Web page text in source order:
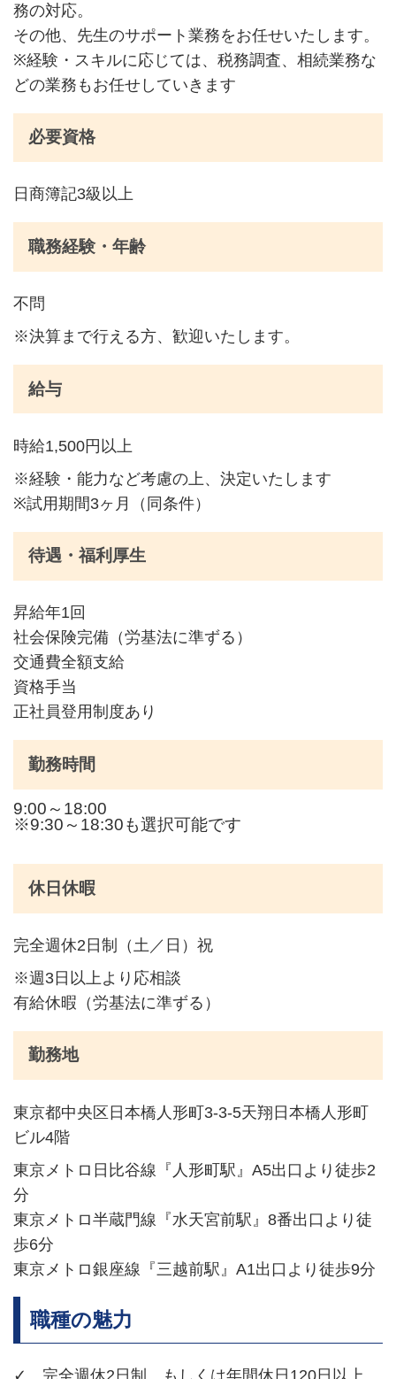
務の対応。
その他、先生のサポート業務をお任せいたします。
※経験・スキルに応じては、税務調査、相続業務な
どの業務もお任せしていきます
必要資格
日商簿記3級以上
職務経験・年齢
不問
※決算まで行える方、歓迎いたします。
給与
時給1,500円以上
※経験・能力など考慮の上、決定いたします
※試用期間3ヶ月（同条件）
待遇・福利厚生
昇給年1回
社会保険完備（労基法に準ずる）
交通費全額支給
資格手当
正社員登用制度あり
勤務時間
9:00～18:00
※9:30～18:30も選択可能です
休日休暇
完全週休2日制（土／日）祝
※週3日以上より応相談
有給休暇（労基法に準ずる）
勤務地
東京都中央区日本橋人形町3-3-5天翔日本橋人形町
ビル4階
東京メトロ日比谷線『人形町駅』A5出口より徒歩2
分
東京メトロ半蔵門線『水天宮前駅』8番出口より徒
歩6分
東京メトロ銀座線『三越前駅』A1出口より徒歩9分
職種の魅力